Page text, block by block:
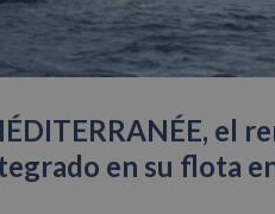
el
en su flota